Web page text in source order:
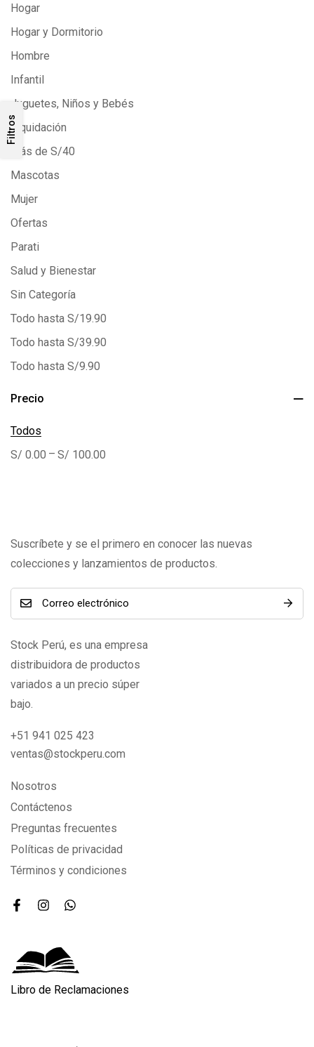
Hogar
Hogar y Dormitorio
Hombre
Infantil
Juguetes, Niños y Bebés
Liquidación
Más de S/40
Mascotas
Mujer
Ofertas
Parati
Salud y Bienestar
Sin Categoría
Todo hasta S/19.90
Todo hasta S/39.90
Todo hasta S/9.90
Precio
Todos
S/ 0.00 – S/ 100.00
Filtros
Suscríbete y se el primero en conocer las nuevas
colecciones y lanzamientos de productos.
Stock Perú, es una empresa
distribuidora de productos
variados a un precio súper
bajo.
+51 941 025 423
ventas@stockperu.com
Nosotros
Contáctenos
Preguntas frecuentes
Políticas de privacidad
Términos y condiciones
Libro de Reclamaciones